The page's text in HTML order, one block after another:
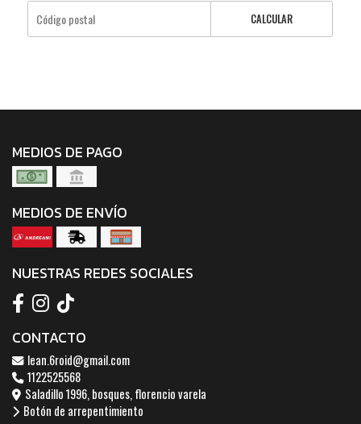
CALCULAR
MEDIOS DE PAGO
MEDIOS DE ENVÍO
NUESTRAS REDES SOCIALES
CONTACTO
lean.6roid@gmail.com
1122525568
Saladillo 1996, bosques, florencio varela
Botón de arrepentimiento